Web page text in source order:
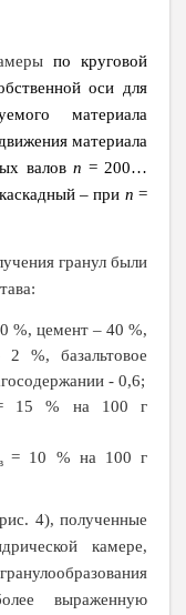
по круговой
оси для
материала
материала
валов n = 200…
– при n =
гранул были
%, цемент – 40 %,
%, базальтовое
- 0,6;
15 % на 100 г
= 10 % на 100 г
4), полученные
камере,
выраженную